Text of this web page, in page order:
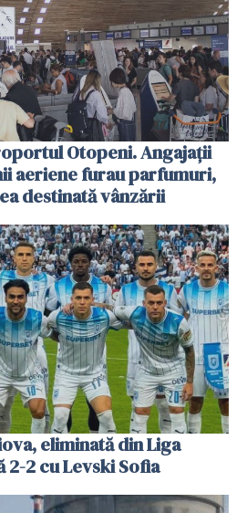
Otopeni. Angajații
aeriene furau parfumuri,
destinată vânzării
eliminată din Liga
2-2 cu Levski Sofia